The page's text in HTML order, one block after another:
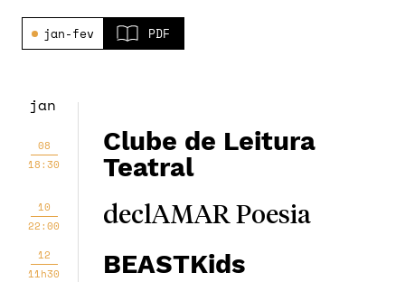
jan-fev PDF
jan
08
18:30
Clube de Leitura
Teatral
10
22:00
declAMAR Poesia
12
11h30
BEASTKids